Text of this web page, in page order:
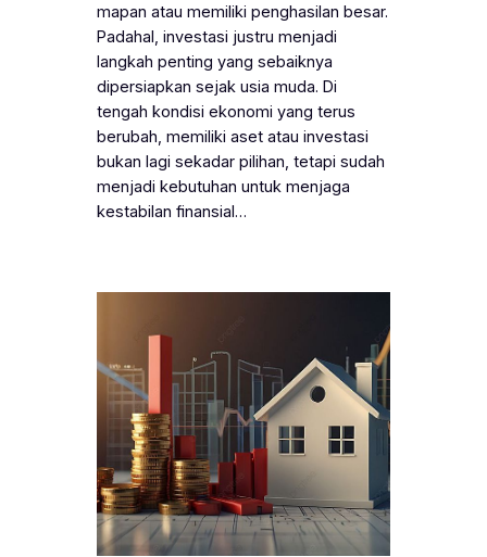
mapan atau memiliki penghasilan besar.
Padahal, investasi justru menjadi
langkah penting yang sebaiknya
dipersiapkan sejak usia muda. Di
tengah kondisi ekonomi yang terus
berubah, memiliki aset atau investasi
bukan lagi sekadar pilihan, tetapi sudah
menjadi kebutuhan untuk menjaga
kestabilan finansial…